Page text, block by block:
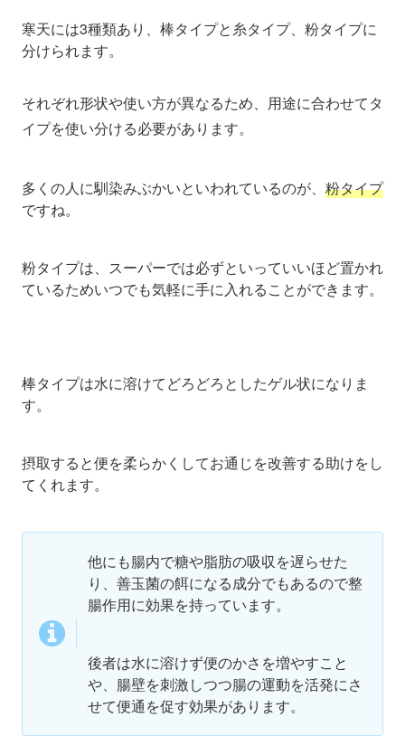
寒天には3種類あり、棒タイプと糸タイプ、粉タイプに
分けられます。
それぞれ形状や使い方が異なるため、用途に合わせてタ
イプを使い分ける必要があります。
多くの人に馴染みぶかいといわれているのが、 粉タイプ
ですね。
粉タイプは、スーパーでは必ずといっていいほど置かれ
ているためいつでも気軽に手に入れることができます。
棒タイプは水に溶けてどろどろとしたゲル状になりま
す。
摂取すると便を柔らかくしてお通じを改善する助けをし
てくれます。
他にも腸内で糖や脂肪の吸収を遅らせた
り、善玉菌の餌になる成分でもあるので整
腸作用に効果を持っています。
後者は水に溶けず便のかさを増やすこと
や、腸壁を刺激しつつ腸の運動を活発にさ
せて便通を促す効果があります。